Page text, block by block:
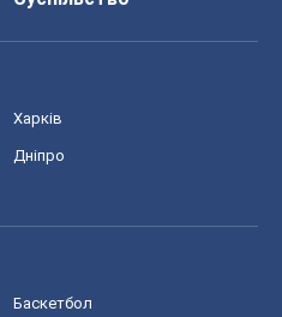
Харків
Дніпро
Баскетбол